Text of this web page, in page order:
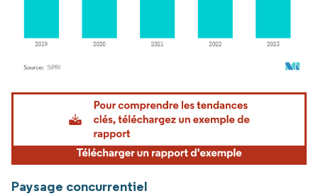
Image © Mordor Intelligence. La réutilisation nécessite une attribution sous CC BY
Paysage concurrentiel